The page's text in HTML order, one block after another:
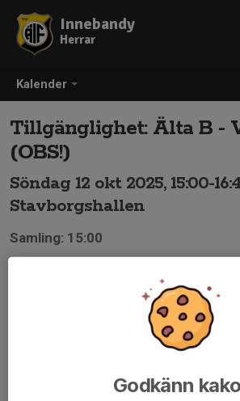
Kalender
Innebandy
Herrar
Tillgänglighet: Älta B -
(OBS!)
Söndag 12 okt 2025, 15:00-
Stavborgshallen
Samling: 15:00
Godkänn